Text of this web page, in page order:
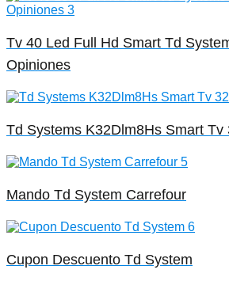
Tv 40 Led Full Hd Smart Td
Opiniones
Td Systems K32Dlm8Hs Smart Tv
Mando Td System Carrefour
Cupon Descuento Td System